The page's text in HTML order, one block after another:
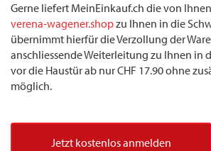
Gerne liefert MeinEinkauf.ch die von
verena-wagener.shopzu Ihnen in die
übernimmt hierfür die Verzollung der
anschliessende Weiterleitung zu Ihnen in
vor die Haustür ab nur CHF 17.90 ohne
möglich.
Jetzt kostenlos anmelden